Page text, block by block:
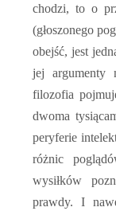
chodzi, to o
(głoszonego
obejść, jest
jej argumenty
filozofia
dwoma
peryferie
różnic
wysiłków
prawdy. I